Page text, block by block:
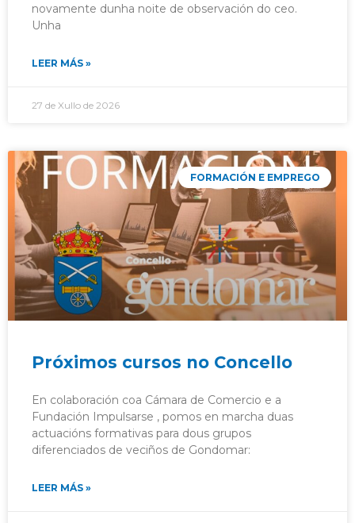
novamente dunha noite de observación do ceo.
Unha
LEER MÁS »
27 de Xullo de 2026
FORMACIÓN E EMPREGO
Próximos cursos no Concello
En colaboración coa Cámara de Comercio e a
Fundación Impulsarse , pomos en marcha duas
actuacións formativas para dous grupos
diferenciados de veciños de Gondomar:
LEER MÁS »